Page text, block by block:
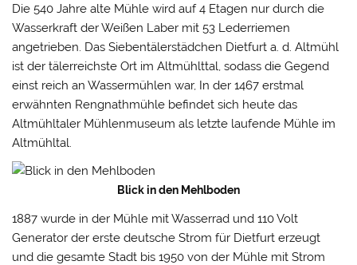
Die 540 Jahre alte Mühle wird auf 4 Etagen nur durch die
Wasserkraft der Weißen Laber mit 53 Lederriemen
angetrieben. Das Siebentälerstädchen Dietfurt a. d. Altmühl
ist der tälerreichste Ort im Altmühlttal, sodass die Gegend
einst reich an Wassermühlen war, In der 1467 erstmal
erwähnten Rengnathmühle befindet sich heute das
Altmühltaler Mühlenmuseum als letzte laufende Mühle im
Altmühltal.
Blick in den Mehlboden
1887 wurde in der Mühle mit Wasserrad und 110 Volt
Generator der erste deutsche Strom für Dietfurt erzeugt
und die gesamte Stadt bis 1950 von der Mühle mit Strom